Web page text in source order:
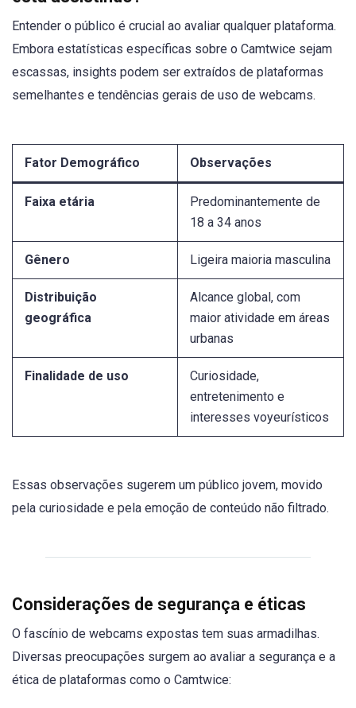
Entender o público é crucial ao avaliar qualquer plataforma.
Embora estatísticas específicas sobre o Camtwice sejam
escassas, insights podem ser extraídos de plataformas
semelhantes e tendências gerais de uso de webcams.
Fator Demográfico Observações
Faixa etária
Predominantemente de
18 a 34 anos
Gênero Ligeira maioria masculina
Distribuição
geográfica
Alcance global, com
maior atividade em áreas
urbanas
Finalidade de uso
Curiosidade,
entretenimento e
interesses voyeurísticos
Essas observações sugerem um público jovem, movido
pela curiosidade e pela emoção de conteúdo não filtrado.
Considerações de segurança e éticas
O fascínio de webcams expostas tem suas armadilhas.
Diversas preocupações surgem ao avaliar a segurança e a
ética de plataformas como o Camtwice: